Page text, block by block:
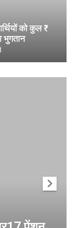
को कुल ₹
भुगतान